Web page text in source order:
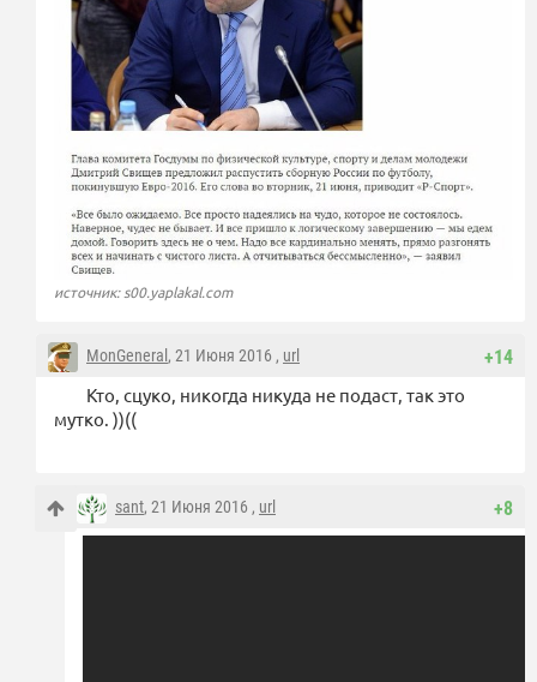
источник: s00.yaplakal.com
+14
MonGeneral , 21 Июня 2016 , url
Кто, сцуко, никогда никуда не подаст, так это
мутко. ))((
+8
sant, 21 Июня 2016 , url